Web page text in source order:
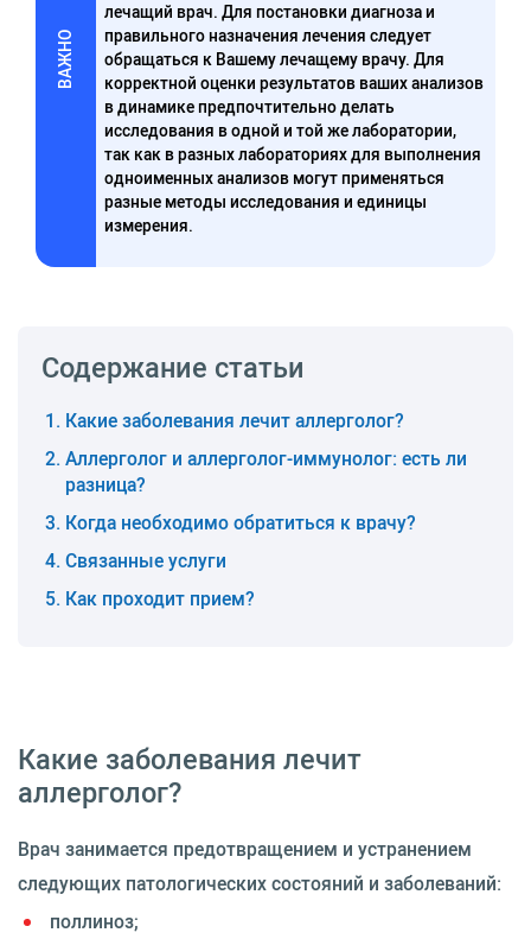
ВАЖНО
лечащий врач. Для постановки диагноза и
правильного назначения лечения следует
обращаться к Вашему лечащему врачу. Для
корректной оценки результатов ваших анализов
в динамике предпочтительно делать
исследования в одной и той же лаборатории,
так как в разных лабораториях для выполнения
одноименных анализов могут применяться
разные методы исследования и единицы
измерения.
Содержание статьи
Какие заболевания лечит аллерголог?
Аллерголог и аллерголог-иммунолог: есть ли
разница?
Когда необходимо обратиться к врачу?
Связанные услуги
Как проходит прием?
Какие заболевания лечит
аллерголог?
Врач занимается предотвращением и устранением
следующих патологических состояний и заболеваний:
поллиноз;